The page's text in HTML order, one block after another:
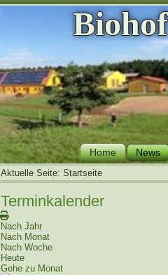
Home News
Aktuelle Seite: Startseite
Terminkalender
Nach Jahr
Nach Monat
Nach Woche
Heute
Gehe zu Monat